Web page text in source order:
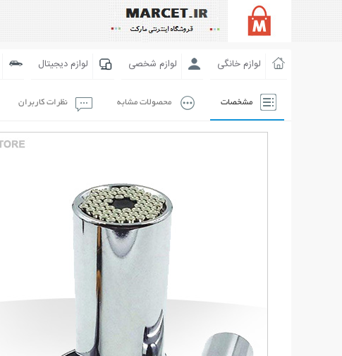
لوازم خانگی لوازم شخصی لوازم دیجیتال
مشخصات محصولات مشابه نظرات کاربران